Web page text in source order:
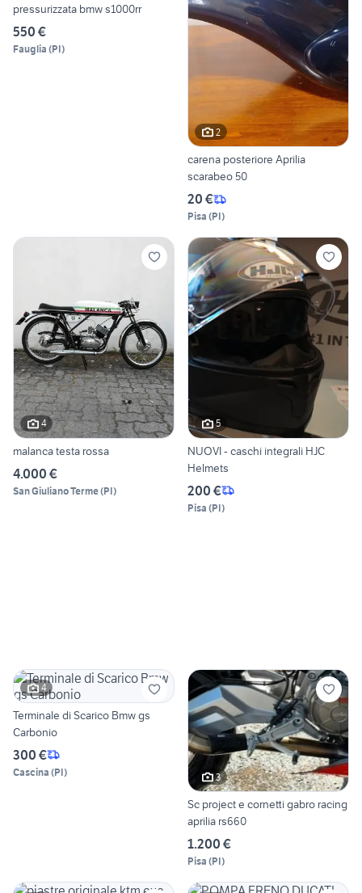
pressurizzata bmw s1000rr
550 €
Fauglia (PI)
2
carena posteriore Aprilia
scarabeo 50
20 €
Pisa (PI)
4
malanca testa rossa
4.000 €
San Giuliano Terme(PI)
5
NUOVI - caschi integrali HJC
Helmets
200 €
Pisa (PI)
4
Terminale di Scarico Bmw gs
Carbonio
300 €
Cascina (PI) 3
Sc project e cornetti gabro racing
aprilia rs660
1.200 €
Pisa (PI)